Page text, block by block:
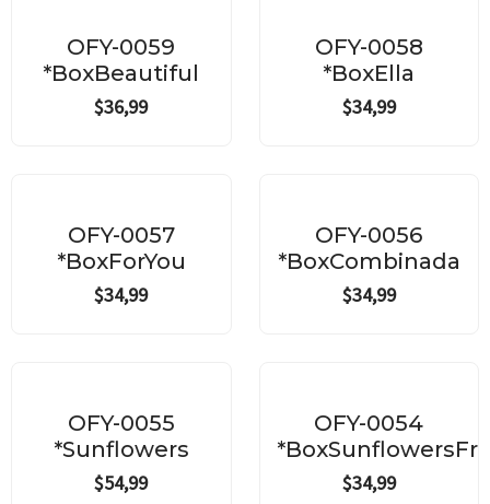
OFY-0059
*BoxBeautiful
$36,99
OFY-0058
*BoxElla
$34,99
OFY-0057
*BoxForYou
$34,99
OFY-0056
*BoxCombinada
$34,99
OFY-0055
*Sunflowers
$54,99
OFY-0054
$34,99